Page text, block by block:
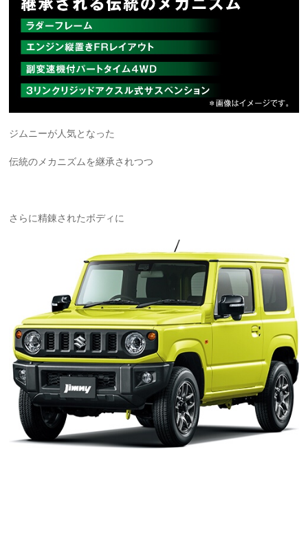
ジムニーが人気となった
伝統のメカニズムを継承されつつ
さらに精錬されたボディに